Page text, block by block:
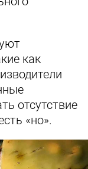
как
отсутствие
«но».